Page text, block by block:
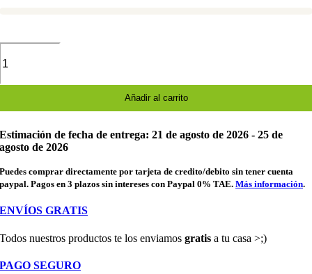
Añadir al carrito
Estimación de fecha de entrega: 21 de agosto de 2026 - 25 de
agosto de 2026
Puedes comprar directamente por tarjeta de credito/debito sin tener cuenta
paypal. Pagos en 3 plazos sin intereses con Paypal 0% TAE.Más información.
ENVÍOS GRATIS
Todos nuestros productos te los enviamosgratis a tu casa >;)
PAGO SEGURO